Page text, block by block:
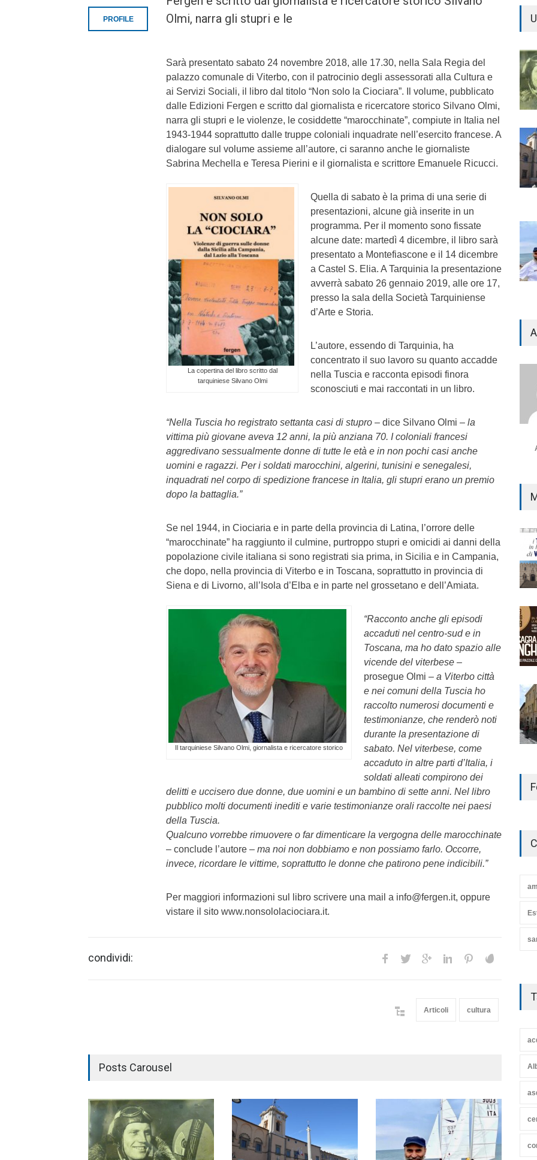
Olmi, narra gli stupri e le
Sarà presentato sabato 24 novembre 2018, alle 17.30, nella Sala Regia del
palazzo comunale di Viterbo, con il patrocinio degli assessorati alla Cultura e
ai Servizi Sociali, il libro dal titolo “Non solo la Ciociara”. Il volume, pubblicato
dalle Edizioni Fergen e scritto dal giornalista e ricercatore storico Silvano Olmi,
narra gli stupri e le violenze, le cosiddette “marocchinate”, compiute in Italia nel
1943-1944 soprattutto dalle truppe coloniali inquadrate nell’esercito francese. A
dialogare sul volume assieme all’autore, ci saranno anche le giornaliste
Sabrina Mechella e Teresa Pierini e il giornalista e scrittore Emanuele Ricucci.
La copertina del libro scritto dal
tarquiniese Silvano Olmi
Quella di sabato è la prima di una serie di
presentazioni, alcune già inserite in un
programma. Per il momento sono fissate
alcune date: martedì 4 dicembre, il libro sarà
presentato a Montefiascone e il 14 dicembre
a Castel S. Elia. A Tarquinia la presentazione
avverrà sabato 26 gennaio 2019, alle ore 17,
presso la sala della Società Tarquiniense
d’Arte e Storia.
L’autore, essendo di Tarquinia, ha
concentrato il suo lavoro su quanto accadde
nella Tuscia e racconta episodi finora
sconosciuti e mai raccontati in un libro.
“Nella Tuscia ho registrato settanta casi di stupro – dice Silvano Olmi – la
vittima più giovane aveva 12 anni, la più anziana 70. I coloniali francesi
aggredivano sessualmente donne di tutte le età e in non pochi casi anche
uomini e ragazzi. Per i soldati marocchini, algerini, tunisini e senegalesi,
inquadrati nel corpo di spedizione francese in Italia, gli stupri erano un premio
dopo la battaglia.”
Se nel 1944, in Ciociaria e in parte della provincia di Latina, l’orrore delle
“marocchinate” ha raggiunto il culmine, purtroppo stupri e omicidi ai danni della
popolazione civile italiana si sono registrati sia prima, in Sicilia e in Campania,
che dopo, nella provincia di Viterbo e in Toscana, soprattutto in provincia di
Siena e di Livorno, all’Isola d’Elba e in parte nel grossetano e dell’Amiata.
Il tarquiniese Silvano Olmi, giornalista e ricercatore storico
“Racconto anche gli episodi
accaduti nel centro-sud e in
Toscana, ma ho dato spazio alle
vicende del viterbese –
prosegue Olmi – a Viterbo città
e nei comuni della Tuscia ho
raccolto numerosi documenti e
testimonianze, che renderò noti
durante la presentazione di
sabato. Nel viterbese, come
accaduto in altre parti d’Italia, i
soldati alleati compirono dei
delitti e uccisero due donne, due uomini e un bambino di sette anni. Nel libro
pubblico molti documenti inediti e varie testimonianze orali raccolte nei paesi
della Tuscia.
Qualcuno vorrebbe rimuovere o far dimenticare la vergogna delle marocchinate
– conclude l’autore – ma noi non dobbiamo e non possiamo farlo. Occorre,
invece, ricordare le vittime, soprattutto le donne che patirono pene indicibili.”
Per maggiori informazioni sul libro scrivere una mail a info@fergen.it, oppure
vistare il sito www.nonsololaciociara.it.
PROFILE
condividi:
Articoli cultura
Posts Carousel